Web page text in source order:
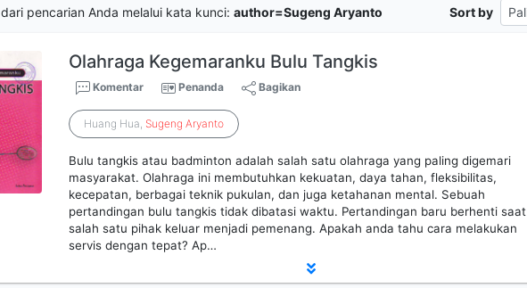
dari pencarian Anda melalui kata kunci: author=Sugeng Aryanto Sort by
Olahraga Kegemaranku Bulu Tangkis
Komentar Penanda Bagikan
Huang Hua, Sugeng Aryanto
Bulu tangkis atau badminton adalah salah satu olahraga yang paling digemari
masyarakat. Olahraga ini membutuhkan kekuatan, daya tahan, fleksibilitas,
kecepatan, berbagai teknik pukulan, dan juga ketahanan mental. Sebuah
pertandingan bulu tangkis tidak dibatasi waktu. Pertandingan baru berhenti saat
salah satu pihak keluar menjadi pemenang. Apakah anda tahu cara melakukan
servis dengan tepat? Ap…